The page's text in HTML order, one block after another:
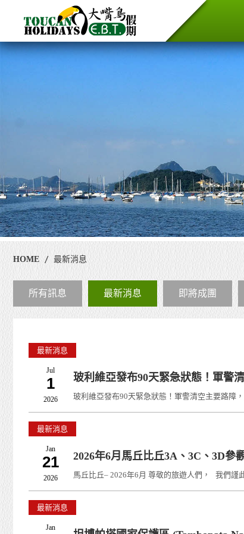
HOME 最新消息
所有訊息 最新消息 即將成團
最新消息
Jul
1
2026
玻利維亞發布90天緊急狀態！軍警
玻利維亞發布90天緊急狀態！軍警清空主要路障
最新消息
Jan
21
2026
2026年6月馬丘比丘3A、3C、3D參
馬丘比丘– 2026年6月 尊敬的旅遊人們， 我們謹此
最新消息
Jan